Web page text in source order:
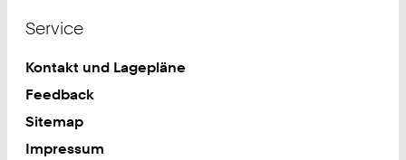
Service
Kontakt und Lagepläne
Feedback
Sitemap
Impressum